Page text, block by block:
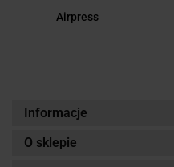
Airpress
Informacje
O sklepie